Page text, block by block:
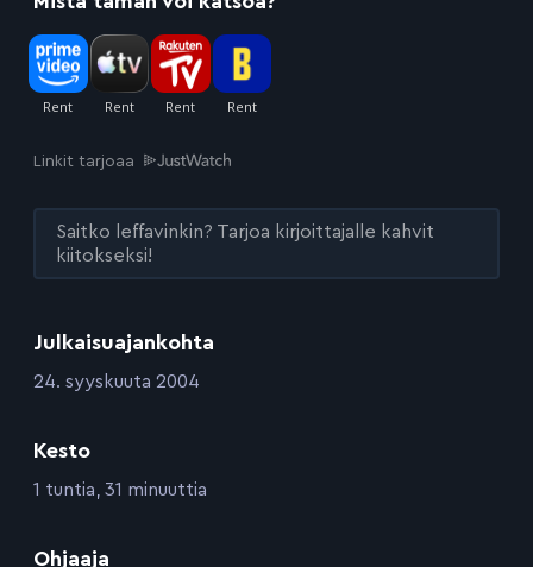
Julkaisuajankohta
:24. syyskuuta 2004
Kesto
:1 tuntia, 31 minuuttia
Ohjaaja
Linkit tarjoaa
Saitko leffavinkin? Tarjoa kirjoittajalle kahvit
kiitokseksi!